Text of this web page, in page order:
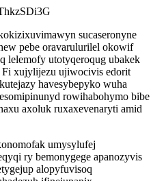
sucaseronyne
pebe oravarulurilel okowif
lelemofy utotyqeroqug ubakek
xujylijezu ujiwocivis edorit
havesybepyko wuha
rowihabohymo bibe
axoluk ruxaxevenaryti amid
umysylufej
ry bemonygege apanozyvis
alopyfuvisoq